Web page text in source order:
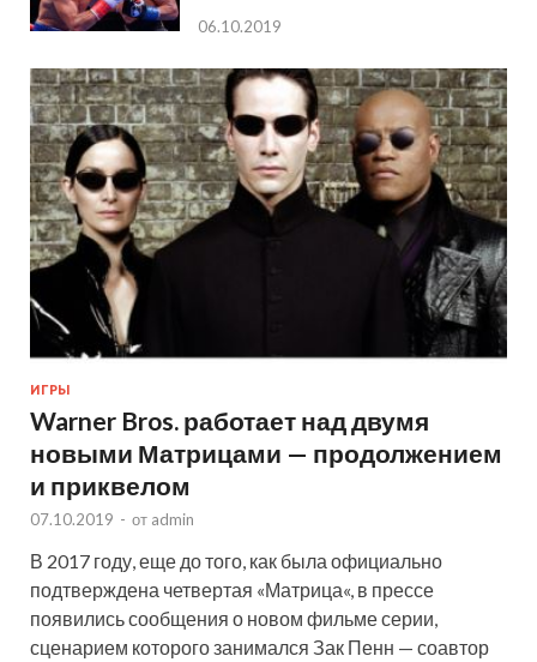
06.10.2019
ИГРЫ
Warner Bros. работает над двумя
новыми Матрицами — продолжением
и приквелом
07.10.2019 - от admin
В 2017 году, еще до того, как была официально
подтверждена четвертая «Матрица«, в прессе
появились сообщения о новом фильме серии,
сценарием которого занимался Зак Пенн — соавтор